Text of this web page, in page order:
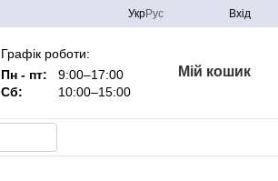
УкрРус Вхід
Графік роботи:
Пн - пт:
9:00–17:00
Сб:
10:00–15:00
Мій кошик